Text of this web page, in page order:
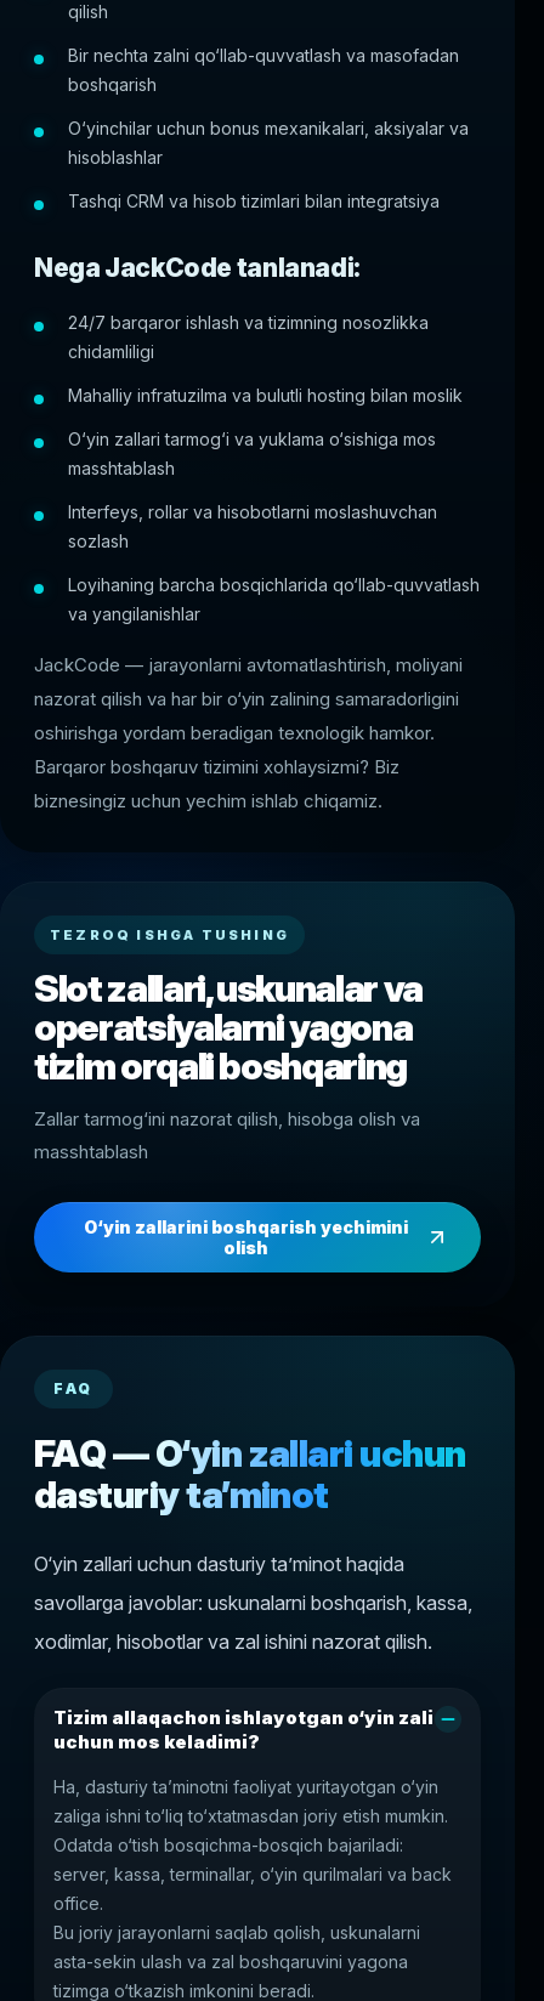
qilish
Bir nechta zalni qo‘llab-quvvatlash va masofadan
boshqarish
O‘yinchilar uchun bonus mexanikalari, aksiyalar va
hisoblashlar
Tashqi CRM va hisob tizimlari bilan integratsiya
Nega JackCode tanlanadi:
24/7 barqaror ishlash va tizimning nosozlikka
chidamliligi
Mahalliy infratuzilma va bulutli hosting bilan moslik
O‘yin zallari tarmog‘i va yuklama o‘sishiga mos
masshtablash
Interfeys, rollar va hisobotlarni moslashuvchan
sozlash
Loyihaning barcha bosqichlarida qo‘llab-quvvatlash
va yangilanishlar
JackCode — jarayonlarni avtomatlashtirish, moliyani
nazorat qilish va har bir o‘yin zalining samaradorligini
oshirishga yordam beradigan texnologik hamkor.
Barqaror boshqaruv tizimini xohlaysizmi? Biz
biznesingiz uchun yechim ishlab chiqamiz.
TEZROQ ISHGA TUSHING
Slot zallari, uskunalar va
operatsiyalarni yagona
tizim orqali boshqaring
Zallar tarmog‘ini nazorat qilish, hisobga olish va
masshtablash
O‘yin zallarini boshqarish yechimini
olish
FAQ
FAQ — O‘yin zallari uchun
dasturiy ta’minot
O‘yin zallari uchun dasturiy ta’minot haqida
savollarga javoblar: uskunalarni boshqarish, kassa,
xodimlar, hisobotlar va zal ishini nazorat qilish.
Tizim allaqachon ishlayotgan o‘yin zali
uchun mos keladimi?
Ha, dasturiy ta’minotni faoliyat yuritayotgan o‘yin
zaliga ishni to‘liq to‘xtatmasdan joriy etish mumkin.
Odatda o‘tish bosqichma-bosqich bajariladi:
server, kassa, terminallar, o‘yin qurilmalari va back
office.
Bu joriy jarayonlarni saqlab qolish, uskunalarni
asta-sekin ulash va zal boshqaruvini yagona
tizimga o‘tkazish imkonini beradi.